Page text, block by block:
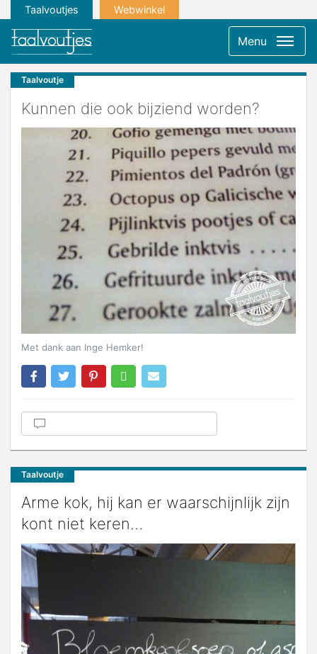
Taalvoutjes Webwinkel
Menu
Taalvoutje
Kunnen die ook bijziend worden?
Met dank aan Inge Hemker!
Taalvoutje
Arme kok, hij kan er waarschijnlijk zijn
kont niet keren…